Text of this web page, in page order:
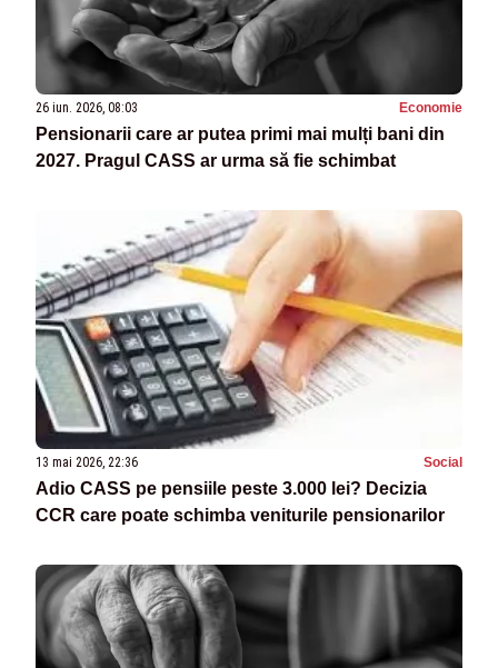
26 iun. 2026, 08:03 Economie
Pensionarii care ar putea primi mai mulți bani din
2027. Pragul CASS ar urma să fie schimbat
13 mai 2026, 22:36 Social
Adio CASS pe pensiile peste 3.000 lei? Decizia
CCR care poate schimba veniturile pensionarilor